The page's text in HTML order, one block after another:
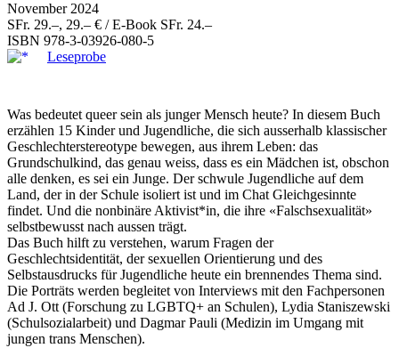
November 2024
SFr. 29.–, 29.– € / E-Book SFr. 24.–
ISBN 978-3-03926-080-5
Leseprobe
Was bedeutet queer sein als junger Mensch heute? In diesem Buch
erzählen 15 Kinder und Jugendliche, die sich ausserhalb klassischer
Geschlechterstereotype bewegen, aus ihrem Leben: das
Grundschulkind, das genau weiss, dass es ein Mädchen ist, obschon
alle denken, es sei ein Junge. Der schwule Jugendliche auf dem
Land, der in der Schule isoliert ist und im Chat Gleichgesinnte
findet. Und die nonbinäre Aktivist*in, die ihre «Falschsexualität»
selbstbewusst nach aussen trägt.
Das Buch hilft zu verstehen, warum Fragen der
Geschlechtsidentität, der sexuellen Orientierung und des
Selbstausdrucks für Jugendliche heute ein brennendes Thema sind.
Die Porträts werden begleitet von Interviews mit den Fachpersonen
Ad J. Ott (Forschung zu LGBTQ+ an Schulen), Lydia Staniszewski
(Schulsozialarbeit) und Dagmar Pauli (Medizin im Umgang mit
jungen trans Menschen).